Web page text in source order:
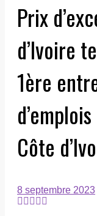
Prix
d’Ivoire
1ère
Côte
8 septembre 2023